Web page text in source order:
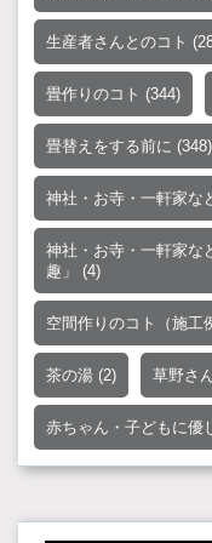
生産者さんとのコト
畳作りのコト (344)
畳替えをする前に (348)
神社・お寺・一軒家な
神社・お寺・一軒家な
趣」
(4)
空間作りのコト（施工
茶の湯 (2) 草野さ
赤ちゃん・子どもに優